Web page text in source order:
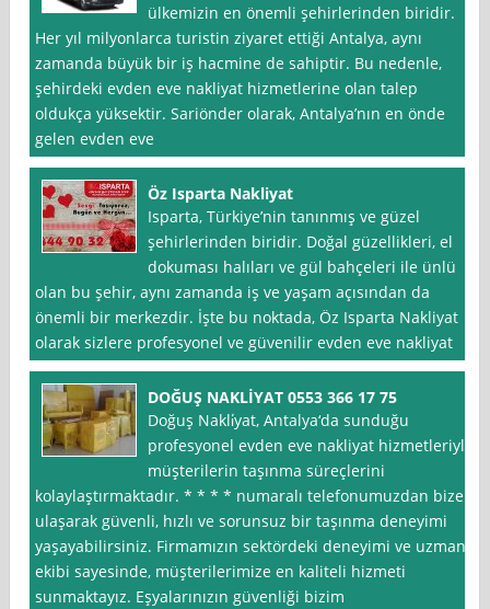
ülkemizin en önemli şehirlerinden biridir.
Her yıl milyonlarca turistin ziyaret ettiği Antalya, aynı
zamanda büyük bir iş hacmine de sahiptir. Bu nedenle,
şehirdeki evden eve nakliyat hizmetlerine olan talep
oldukça yüksektir. Sariönder olarak, Antalya’nın en önde
gelen evden eve
Öz Isparta Nakliyat
Isparta, Türkiye’nin tanınmış ve güzel
şehirlerinden biridir. Doğal güzellikleri, el
dokuması halıları ve gül bahçeleri ile ünlü
olan bu şehir, aynı zamanda iş ve yaşam açısından da
önemli bir merkezdir. İşte bu noktada, Öz Isparta Nakliyat
olarak sizlere profesyonel ve güvenilir evden eve nakliyat
DOĞUŞ NAKLİYAT 0553 366 17 75
Doğuş Nakli̇yat, Antalya‘da sunduğu
profesyonel evden eve nakliyat hizmetleriyle
müşterilerin taşınma süreçlerini
kolaylaştırmaktadır. * * * * numaralı telefonumuzdan bize
ulaşarak güvenli, hızlı ve sorunsuz bir taşınma deneyimi
yaşayabilirsiniz. Firmamızın sektördeki deneyimi ve uzman
ekibi sayesinde, müşterilerimize en kaliteli hizmeti
sunmaktayız. Eşyalarınızın güvenliği bizim